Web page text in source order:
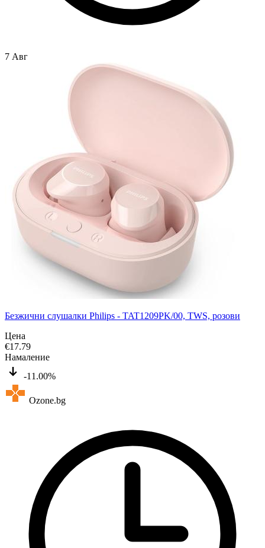
7 Авг
Безжични слушалки Philips - TAT1209PK/00, TWS, розови
Цена
€17.79
Намаление
-11.00%
Ozone.bg